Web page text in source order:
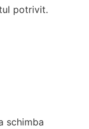
potrivit.
schimba